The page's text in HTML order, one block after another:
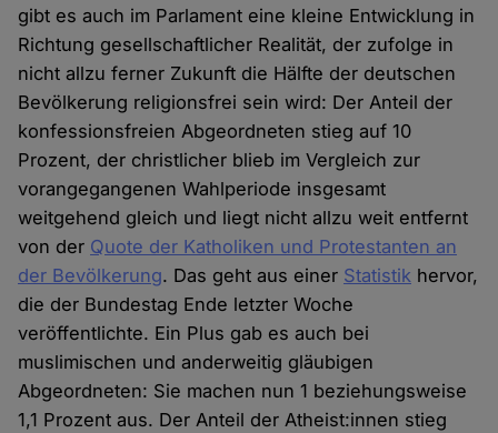
gibt es auch im Parlament eine kleine Entwicklung in
Richtung gesellschaftlicher Realität, der zufolge in
nicht allzu ferner Zukunft die Hälfte der deutschen
Bevölkerung religionsfrei sein wird: Der Anteil der
konfessionsfreien Abgeordneten stieg auf 10
Prozent, der christlicher blieb im Vergleich zur
vorangegangenen Wahlperiode insgesamt
weitgehend gleich und liegt nicht allzu weit entfernt
von der Quote der Katholiken und Protestanten an
der Bevölkerung. Das geht aus einer Statistik hervor,
die der Bundestag Ende letzter Woche
veröffentlichte. Ein Plus gab es auch bei
muslimischen und anderweitig gläubigen
Abgeordneten: Sie machen nun 1 beziehungsweise
1,1 Prozent aus. Der Anteil der Atheist:innen stieg